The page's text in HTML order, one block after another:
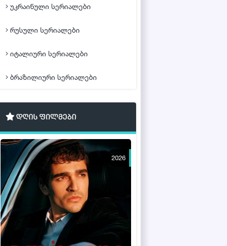
უკრაინული სერიალები
რუსული სერიალები
იტალიური სერიალები
ბრაზილიური სერიალები
დღის ფილმები
2026